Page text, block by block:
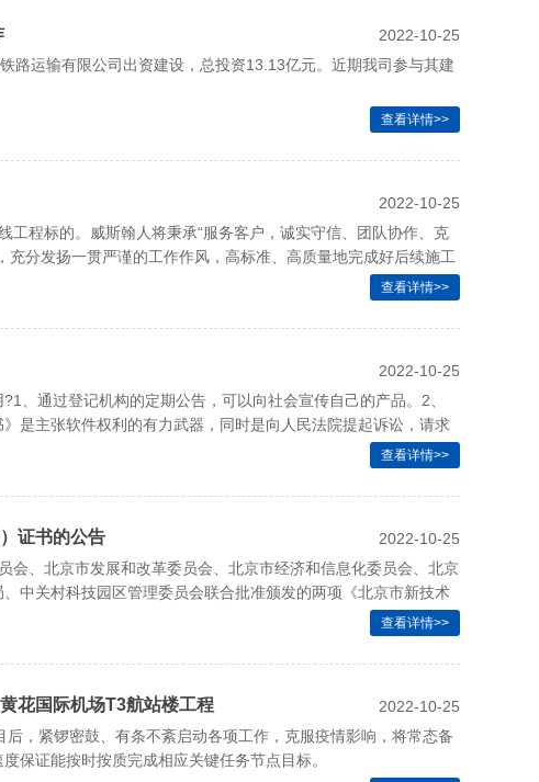
2022-10-25
路运输有限公司出资建设，总投资13.13亿元。近期我司参与其建
查看详情>>
2022-10-25
工程标的。威斯翰人将秉承“服务客户，诚实守信、团队协作、克
充分发扬一贯严谨的工作作风，高标准、高质量地完成好后续施工
查看详情>>
2022-10-25
、通过登记机构的定期公告，可以向社会宣传自己的产品。2、
是主张软件权利的有力武器，同时是向人民法院提起诉讼，请求
查看详情>>
2022-10-25
证书的公告
会、北京市发展和改革委员会、北京市经济和信息化委员会、北京
中关村科技园区管理委员会联合批准颁发的两项《北京市新技术
查看详情>>
2022-10-25
花国际机场T3航站楼工程
，紧锣密鼓、有条不紊启动各项工作，克服疫情影响，将常态备
保证能按时按质完成相应关键任务节点目标。